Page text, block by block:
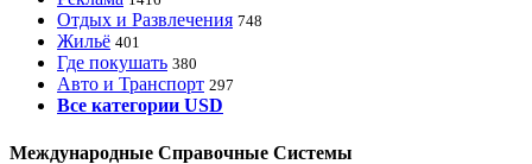
Отдых и Развлечения 748
Жильё 401
Где покушать 380
Авто и Транспорт 297
Все категории USD
Международные Справочные Системы